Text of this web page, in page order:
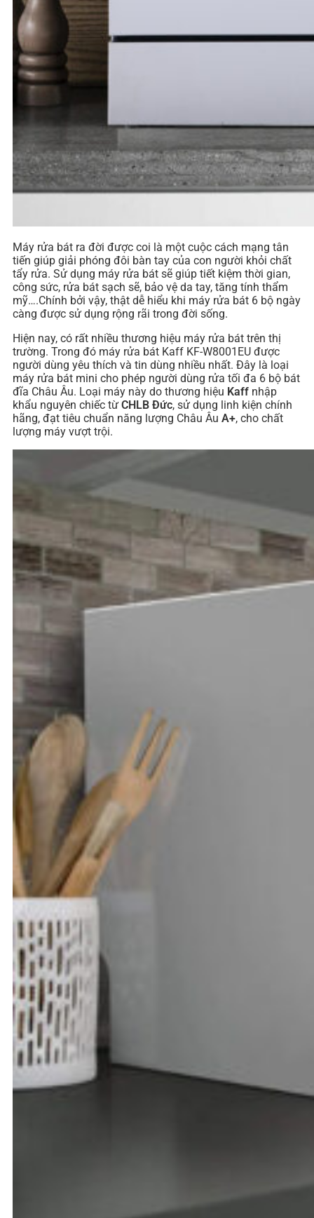
Máy rửa bát ra đời được coi là một cuộc cách mạng tân
tiến giúp giải phóng đôi bàn tay của con người khỏi chất
tẩy rửa. Sử dụng máy rửa bát sẽ giúp tiết kiệm thời gian,
công sức, rửa bát sạch sẽ, bảo vệ da tay, tăng tính thẩm
mỹ….Chính bởi vậy, thật dễ hiểu khi máy rửa bát 6 bộ ngày
càng được sử dụng rộng rãi trong đời sống.
Hiện nay, có rất nhiều thương hiệu máy rửa bát trên thị
trường. Trong đó máy rửa bát Kaff KF-W8001EU được
người dùng yêu thích và tin dùng nhiều nhất. Đây là loại
máy rửa bát mini cho phép người dùng rửa tối đa 6 bộ bát
đĩa Châu Âu. Loại máy này do thương hiệu Kaff nhập
khẩu nguyên chiếc từ CHLB Đức, sử dụng linh kiện chính
hãng, đạt tiêu chuẩn năng lượng Châu Âu A+, cho chất
lượng máy vượt trội.